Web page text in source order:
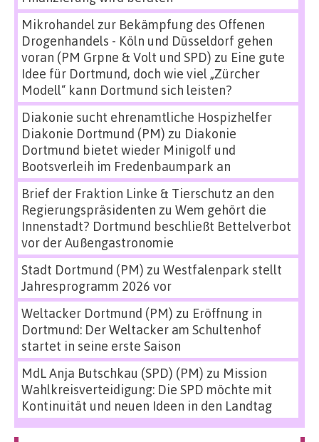
Mikrohandel zur Bekämpfung des Offenen
Drogenhandels - Köln und Düsseldorf gehen
voran (PM Grpne & Volt und SPD) zu Eine gute
Idee für Dortmund, doch wie viel „Zürcher
Modell“ kann Dortmund sich leisten?
Diakonie sucht ehrenamtliche Hospizhelfer
Diakonie Dortmund (PM) zu Diakonie
Dortmund bietet wieder Minigolf und
Bootsverleih im Fredenbaumpark an
Brief der Fraktion Linke & Tierschutz an den
Regierungspräsidenten zu Wem gehört die
Innenstadt? Dortmund beschließt Bettelverbot
vor der Außengastronomie
Stadt Dortmund (PM) zu Westfalenpark stellt
Jahresprogramm 2026 vor
Weltacker Dortmund (PM) zu Eröffnung in
Dortmund: Der Weltacker am Schultenhof
startet in seine erste Saison
MdL Anja Butschkau (SPD) (PM) zu Mission
Wahlkreisverteidigung: Die SPD möchte mit
Kontinuität und neuen Ideen in den Landtag